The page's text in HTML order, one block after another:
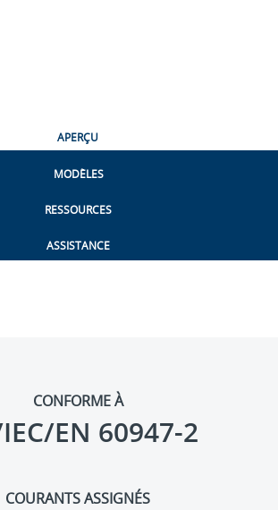
APERÇU
MODÈLES
RESSOURCES
ASSISTANCE
CONFORME À
EN 60947-2
COURANTS ASSIGNÉS